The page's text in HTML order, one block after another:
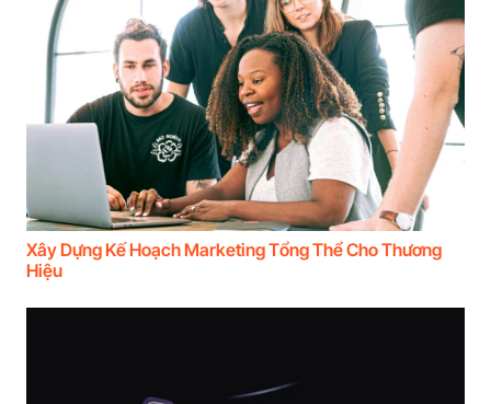
Xây Dựng Kế Hoạch Marketing Tổng Thể Cho Thương
Hiệu